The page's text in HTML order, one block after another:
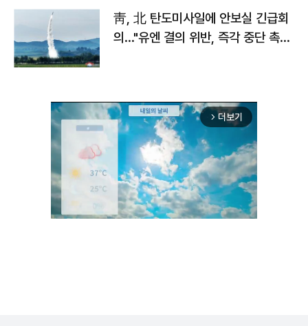
靑, 北 탄도미사일에 안보실 긴급회
의…"유엔 결의 위반, 즉각 중단 촉
arrow_forward_ios 더보기